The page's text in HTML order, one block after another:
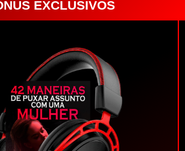
EXCLUSIVOS